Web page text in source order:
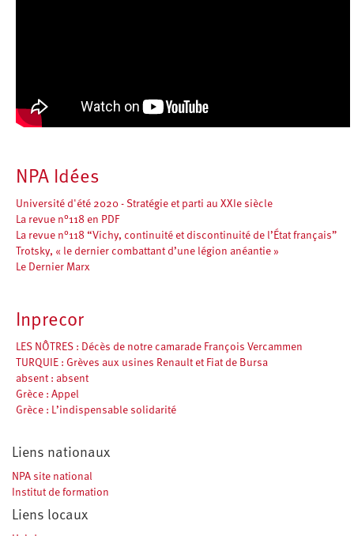
NPA Idées
Université d'été 2020 - Stratégie et parti au XXIe siècle
La revue n°118 en PDF
La revue n°118 “Vichy, continuité et discontinuité de l’État français”
Trotsky, « le dernier combattant d’une légion anéantie »
Le Dernier Marx
Inprecor
LES NÔTRES : Décès de notre camarade François Vercammen
TURQUIE : Grèves aux usines Renault et Fiat de Bursa
absent : absent
Grèce : Appel
Grèce : L’indispensable solidarité
Liens nationaux
NPA site national
Institut de formation
Liens locaux